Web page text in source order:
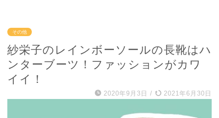
その他
紗栄子のレインボーソールの長靴はハ
ンターブーツ！ファッションがカワ
イイ！
2020年9月3日 / 2021年6月30日